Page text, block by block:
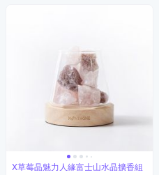
X草莓晶魅力人緣富士山水晶擴香組